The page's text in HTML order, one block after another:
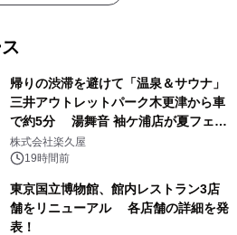
帰りの渋滞を避けて「温泉＆サウナ」
三井アウトレットパーク木更津から車
で約5分 湯舞音 袖ケ浦店が夏フェア
メニューを提供
株式会社楽久屋
19時間前
東京国立博物館、館内レストラン3店
舗をリニューアル 各店舗の詳細を発
表！